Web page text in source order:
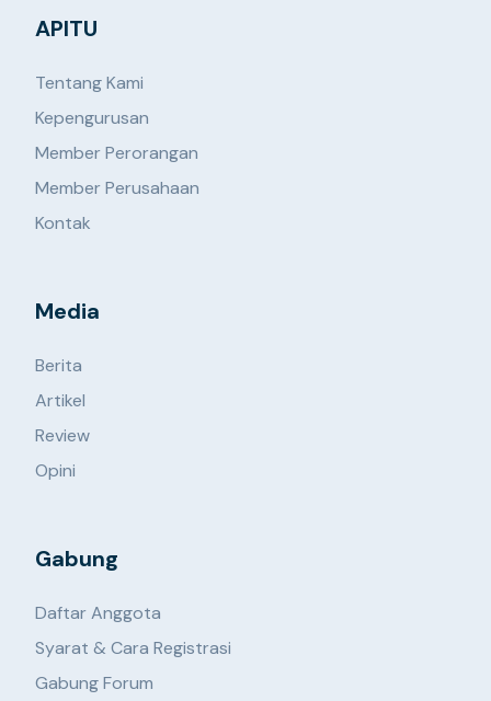
APITU
Tentang Kami
Kepengurusan
Member Perorangan
Member Perusahaan
Kontak
Media
Berita
Artikel
Review
Opini
Gabung
Daftar Anggota
Syarat & Cara Registrasi
Gabung Forum